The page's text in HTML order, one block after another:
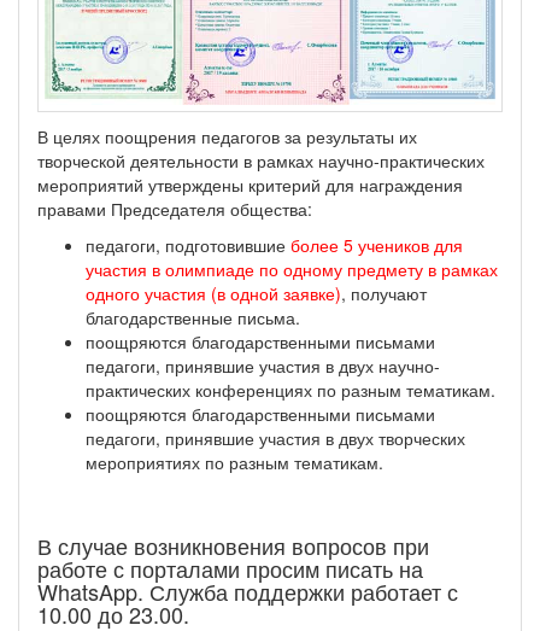
В целях поощрения педагогов за результаты их
творческой деятельности в рамках научно-практических
мероприятий утверждены критерий для награждения
правами Председателя общества:
педагоги, подготовившие более 5 учеников для
участия в олимпиаде по одному предмету в рамках
одного участия (в одной заявке), получают
благодарственные письма.
поощряются благодарственными письмами
педагоги, принявшие участия в двух научно-
практических конференциях по разным тематикам.
поощряются благодарственными письмами
педагоги, принявшие участия в двух творческих
мероприятиях по разным тематикам.
В случае возникновения вопросов при
работе с порталами просим писать на
WhatsApp. Служба поддержки работает с
10.00 до 23.00.